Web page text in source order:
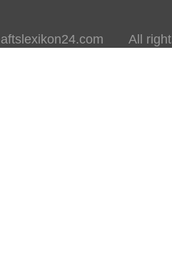
All